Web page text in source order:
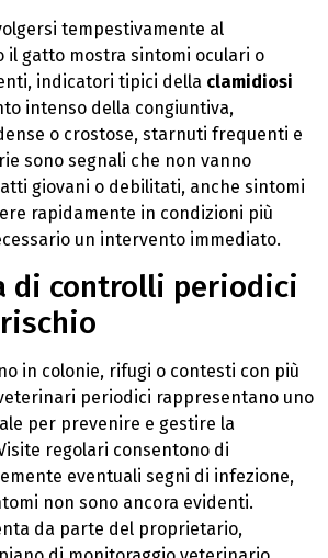
tempestivamente al
il gatto mostra sintomi oculari o
indicatori tipici della clamidiosi
intenso della congiuntiva,
o crostose, starnuti frequenti e
sono segnali che non vanno
giovani o debilitati, anche sintomi
rapidamente in condizioni più
un intervento immediato.
di controlli periodici
in colonie, rifugi o contesti con più
periodici rappresentano uno
per prevenire e gestire la
regolari consentono di
eventuali segni di infezione,
non sono ancora evidenti.
da parte del proprietario,